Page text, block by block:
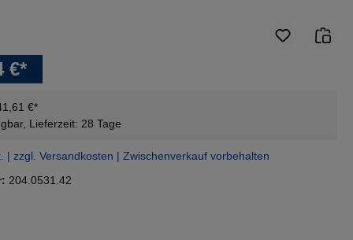
€*
€*
Lieferzeit: 28 Tage
| zzgl. Versandkosten | Zwischenverkauf vorbehalten
204.0531.42